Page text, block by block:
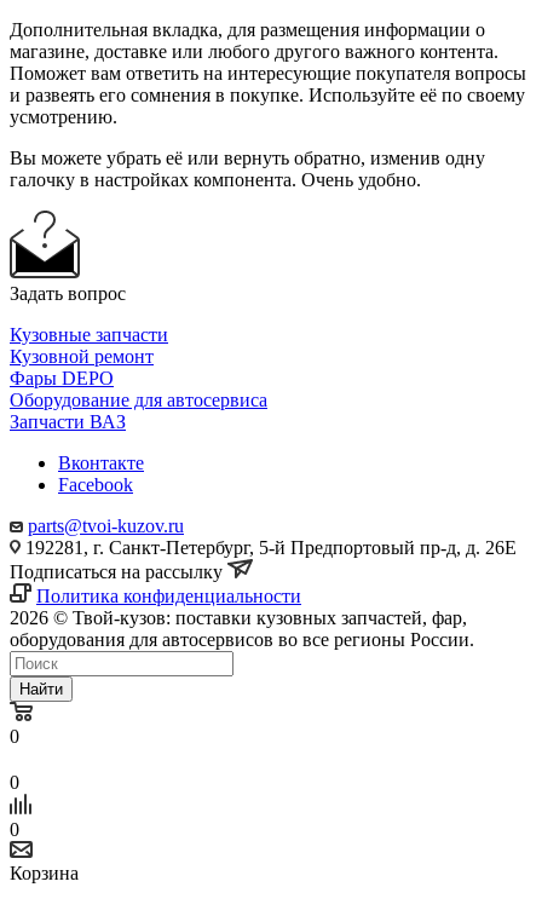
Дополнительная вкладка, для размещения информации о
магазине, доставке или любого другого важного контента.
Поможет вам ответить на интересующие покупателя вопросы
и развеять его сомнения в покупке. Используйте её по своему
усмотрению.
Вы можете убрать её или вернуть обратно, изменив одну
галочку в настройках компонента. Очень удобно.
Задать вопрос
Кузовные запчасти
Кузовной ремонт
Фары DEPO
Оборудование для автосервиса
Запчасти ВАЗ
Вконтакте
Facebook
parts@tvoi-kuzov.ru
192281, г. Санкт-Петербург, 5-й Предпортовый пр-д, д. 26Е
Подписаться на рассылку
Политика конфиденциальности
2026 © Твой-кузов: поставки кузовных запчастей, фар,
оборудования для автосервисов во все регионы России.
Найти
0
0
0
Корзина